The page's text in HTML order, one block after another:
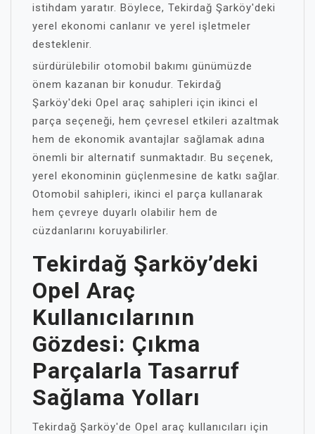
istihdam yaratır. Böylece, Tekirdağ Şarköy'deki
yerel ekonomi canlanır ve yerel işletmeler
desteklenir.
sürdürülebilir otomobil bakımı günümüzde
önem kazanan bir konudur. Tekirdağ
Şarköy'deki Opel araç sahipleri için ikinci el
parça seçeneği, hem çevresel etkileri azaltmak
hem de ekonomik avantajlar sağlamak adına
önemli bir alternatif sunmaktadır. Bu seçenek,
yerel ekonominin güçlenmesine de katkı sağlar.
Otomobil sahipleri, ikinci el parça kullanarak
hem çevreye duyarlı olabilir hem de
cüzdanlarını koruyabilirler.
Tekirdağ Şarköy’deki
Opel Araç
Kullanıcılarının
Gözdesi: Çıkma
Parçalarla Tasarruf
Sağlama Yolları
Tekirdağ Şarköy'de Opel araç kullanıcıları için